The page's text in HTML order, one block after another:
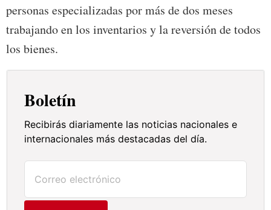
personas especializadas por más de dos meses
trabajando en los inventarios y la reversión de todos
los bienes.
Boletín
Recibirás diariamente las noticias nacionales e
internacionales más destacadas del día.